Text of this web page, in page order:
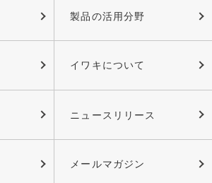
製品の活用分野
イワキについて
ニュースリリース
メールマガジン